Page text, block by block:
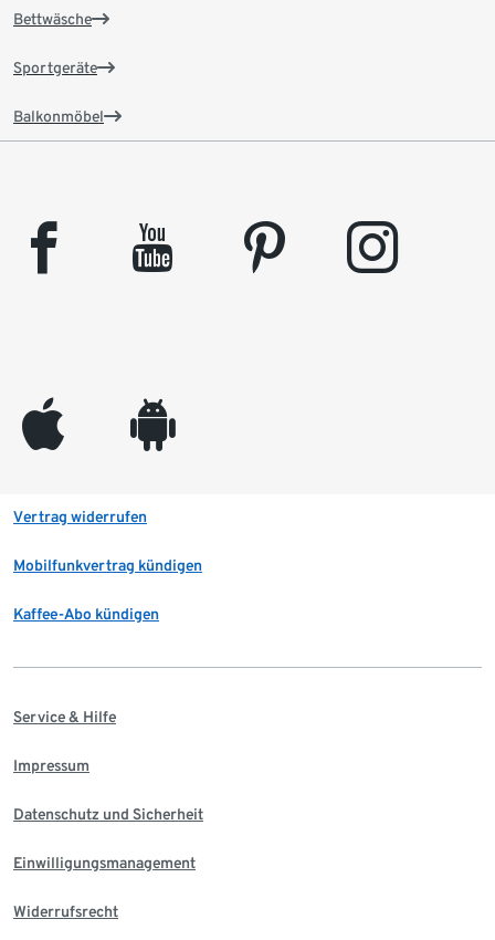
Bettwäsche
Sportgeräte
Balkonmöbel
facebook youtube pinterest instagram
appleinc android
Vertrag widerrufen
Mobilfunkvertrag kündigen
Kaffee-Abo kündigen
Service & Hilfe
Impressum
Datenschutz und Sicherheit
Einwilligungsmanagement
Widerrufsrecht